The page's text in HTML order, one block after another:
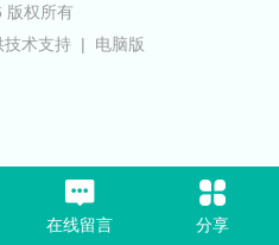
版权所有
术支持
| 电脑版
在线留言 分享